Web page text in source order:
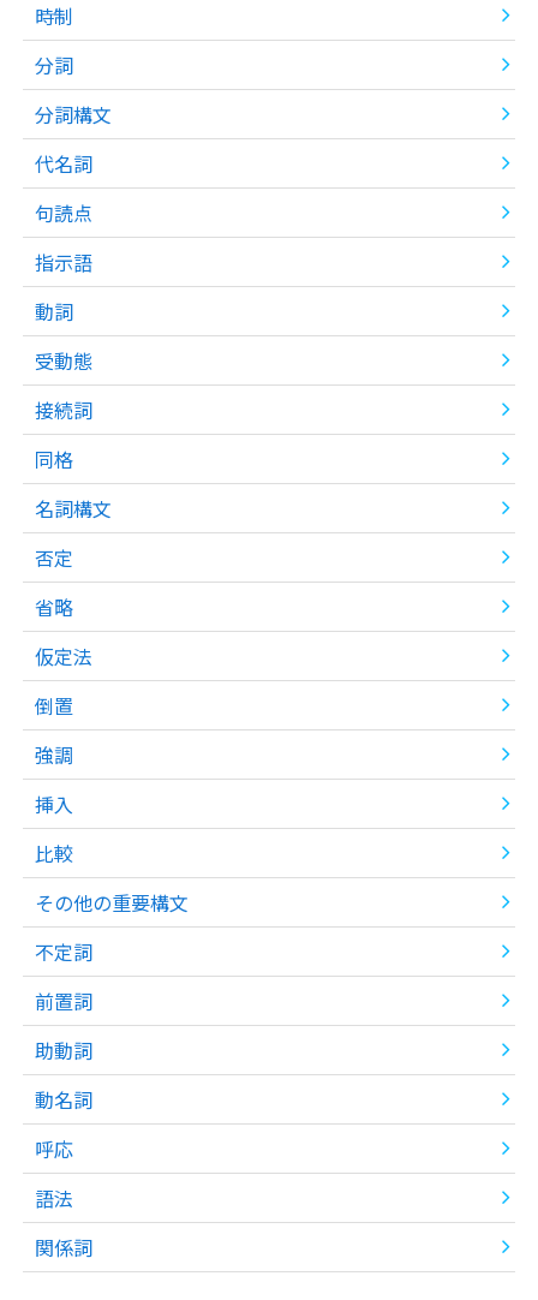
時制
分詞
分詞構文
代名詞
句読点
指示語
動詞
受動態
接続詞
同格
名詞構文
否定
省略
仮定法
倒置
強調
挿入
比較
その他の重要構文
不定詞
前置詞
助動詞
動名詞
呼応
語法
関係詞